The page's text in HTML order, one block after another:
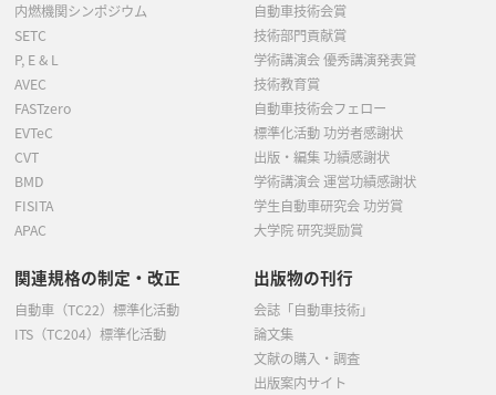
内燃機関シンポジウム
SETC
P, E & L
AVEC
FASTzero
EVTeC
CVT
BMD
FISITA
APAC
自動車技術会賞
技術部門貢献賞
学術講演会 優秀講演発表賞
技術教育賞
自動車技術会フェロー
標準化活動 功労者感謝状
出版・編集 功績感謝状
学術講演会 運営功績感謝状
学生自動車研究会 功労賞
大学院 研究奨励賞
関連規格の制定・改正
自動車（TC22）標準化活動
ITS（TC204）標準化活動
出版物の刊行
会誌「自動車技術」
論文集
文献の購入・調査
出版案内サイト